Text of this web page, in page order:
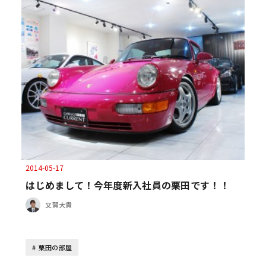
2014-05-17
はじめまして！今年度新入社員の栗田です！！
又賀大貴
栗田の部屋